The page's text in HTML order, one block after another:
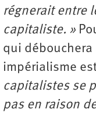
régnerait entre
capitaliste. »
qui débouchera
impérialisme
capitalistes se
pas en raison